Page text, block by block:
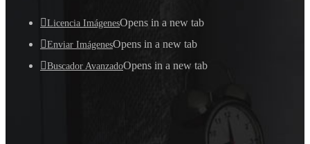
Licencia ImágenesOpens in a new tab
Enviar ImágenesOpens in a new tab
Buscador AvanzadoOpens in a new tab